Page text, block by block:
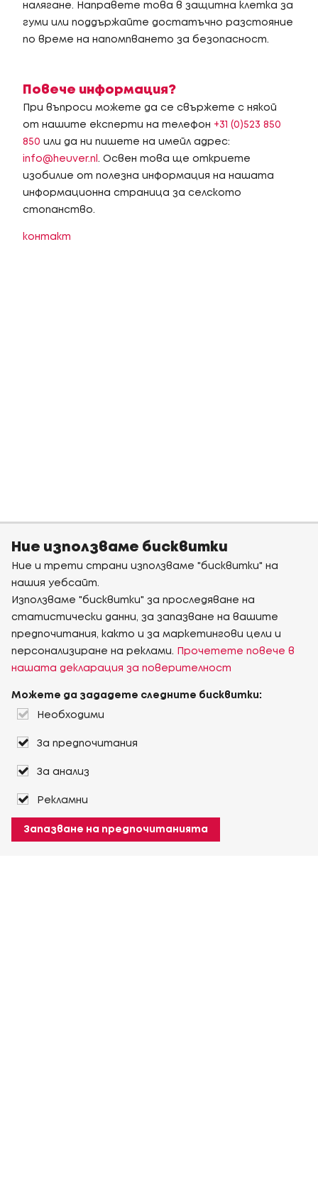
налягане. Направете това в защитна клетка за
гуми или поддържайте достатъчно разстояние
по време на напомпването за безопасност.
Повече информация?
При въпроси можете да се свържете с някой
от нашите експерти на телефон +31 (0)523 850
850 или да ни пишете на имейл адрес:
info@heuver.nl . Освен това ще откриете
изобилие от полезна информация на нашата
информационна страница за селското
стопанство.
контакт
Ние използваме бисквитки
Ние и трети страни използваме "бисквитки" на
нашия уебсайт.
Използваме "бисквитки" за проследяване на
статистически данни, за запазване на вашите
предпочитания, както и за маркетингови цели и
персонализиране на реклами.
Прочетете повече в
нашата декларация за поверителност
Можете да зададете следните бисквитки:
Необходими
За предпочитания
За анализ
Рекламни
Запазване на предпочитанията